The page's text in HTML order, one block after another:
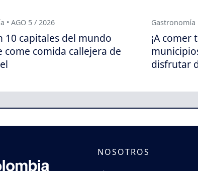
• AGO 5 / 2026
10 capitales del mundo
come comida callejera de
Gastronomía
¡A comer
disfrutar
NOSOTROS